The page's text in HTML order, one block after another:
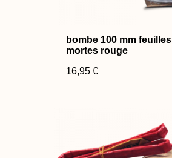
bombe 100 mm feuilles
mortes rouge
16,95 €